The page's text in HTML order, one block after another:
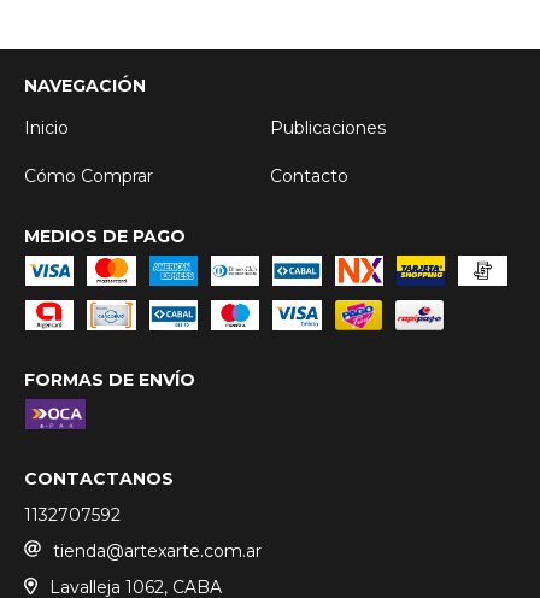
NAVEGACIÓN
Inicio
Publicaciones
Cómo Comprar Contacto
MEDIOS DE PAGO
FORMAS DE ENVÍO
CONTACTANOS
1132707592
tienda@artexarte.com.ar
Lavalleja 1062, CABA